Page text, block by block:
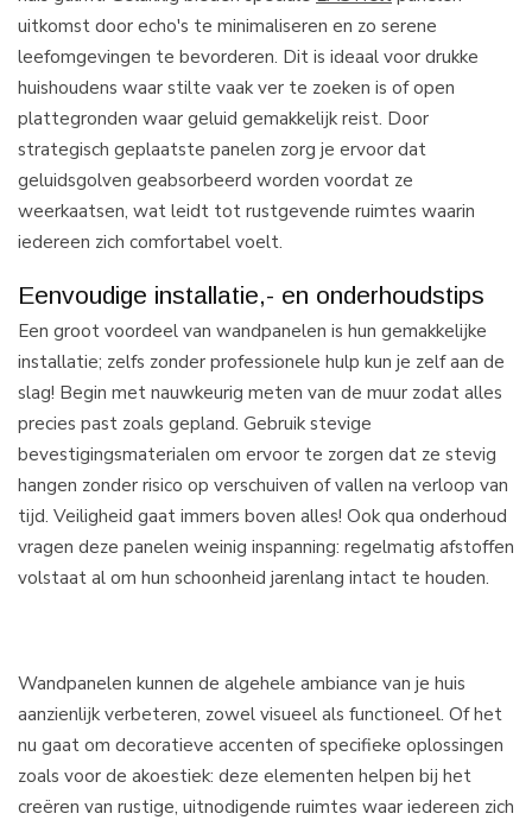
uitkomst door echo's te minimaliseren en zo serene
leefomgevingen te bevorderen. Dit is ideaal voor drukke
huishoudens waar stilte vaak ver te zoeken is of open
plattegronden waar geluid gemakkelijk reist. Door
strategisch geplaatste panelen zorg je ervoor dat
geluidsgolven geabsorbeerd worden voordat ze
weerkaatsen, wat leidt tot rustgevende ruimtes waarin
iedereen zich comfortabel voelt.
Eenvoudige installatie,- en onderhoudstips
Een groot voordeel van wandpanelen is hun gemakkelijke
installatie; zelfs zonder professionele hulp kun je zelf aan de
slag! Begin met nauwkeurig meten van de muur zodat alles
precies past zoals gepland. Gebruik stevige
bevestigingsmaterialen om ervoor te zorgen dat ze stevig
hangen zonder risico op verschuiven of vallen na verloop van
tijd. Veiligheid gaat immers boven alles! Ook qua onderhoud
vragen deze panelen weinig inspanning: regelmatig afstoffen
volstaat al om hun schoonheid jarenlang intact te houden.
Wandpanelen kunnen de algehele ambiance van je huis
aanzienlijk verbeteren, zowel visueel als functioneel. Of het
nu gaat om decoratieve accenten of specifieke oplossingen
zoals voor de akoestiek: deze elementen helpen bij het
creëren van rustige, uitnodigende ruimtes waar iedereen zich